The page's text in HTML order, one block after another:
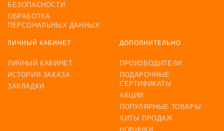
БЕЗОПАСНОСТИ
ОБРАБОТКА
ПЕРСОНАЛЬНЫХ ДАННЫХ
ЛИЧНЫЙ КАБИНЕТ
ЛИЧНЫЙ КАБИНЕТ
ИСТОРИЯ ЗАКАЗА
ЗАКЛАДКИ
ДОПОЛНИТЕЛЬНО
ПРОИЗВОДИТЕЛИ
ПОДАРОЧНЫЕ
СЕРТИФИКАТЫ
АКЦИИ
ПОПУЛЯРНЫЕ ТОВАРЫ
ХИТЫ ПРОДАЖ